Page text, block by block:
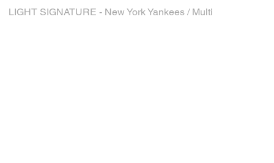
LIGHT SIGNATURE - New York Yankees / Multi